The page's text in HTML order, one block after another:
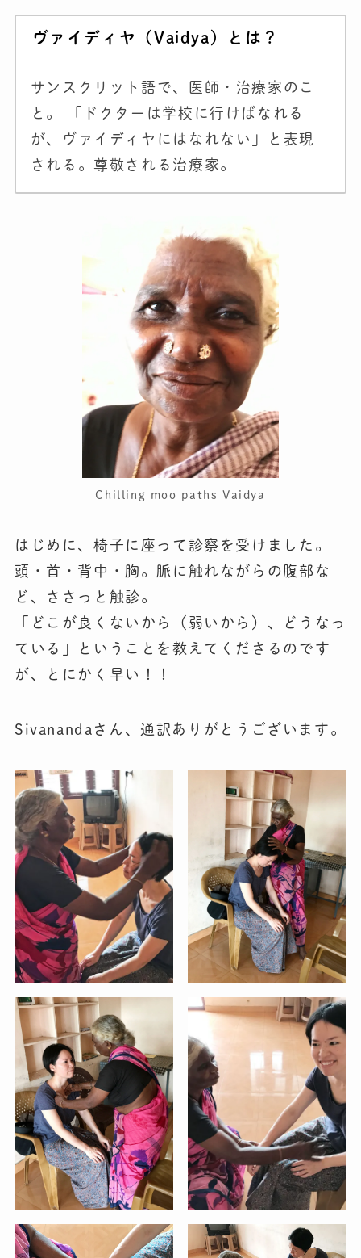
ヴァイディヤ（Vaidya）とは？
サンスクリット語で、医師・治療家のこ
と。 「ドクターは学校に行けばなれる
が、ヴァイディヤにはなれない」と表現
される。尊敬される治療家。
Chilling moo paths Vaidya
はじめに、椅子に座って診察を受けました。
頭・首・背中・胸。脈に触れながらの腹部な
ど、ささっと触診。
「どこが良くないから（弱いから）、どうなっ
ている」ということを教えてくださるのです
が、とにかく早い！！
Sivanandaさん、通訳ありがとうございます。